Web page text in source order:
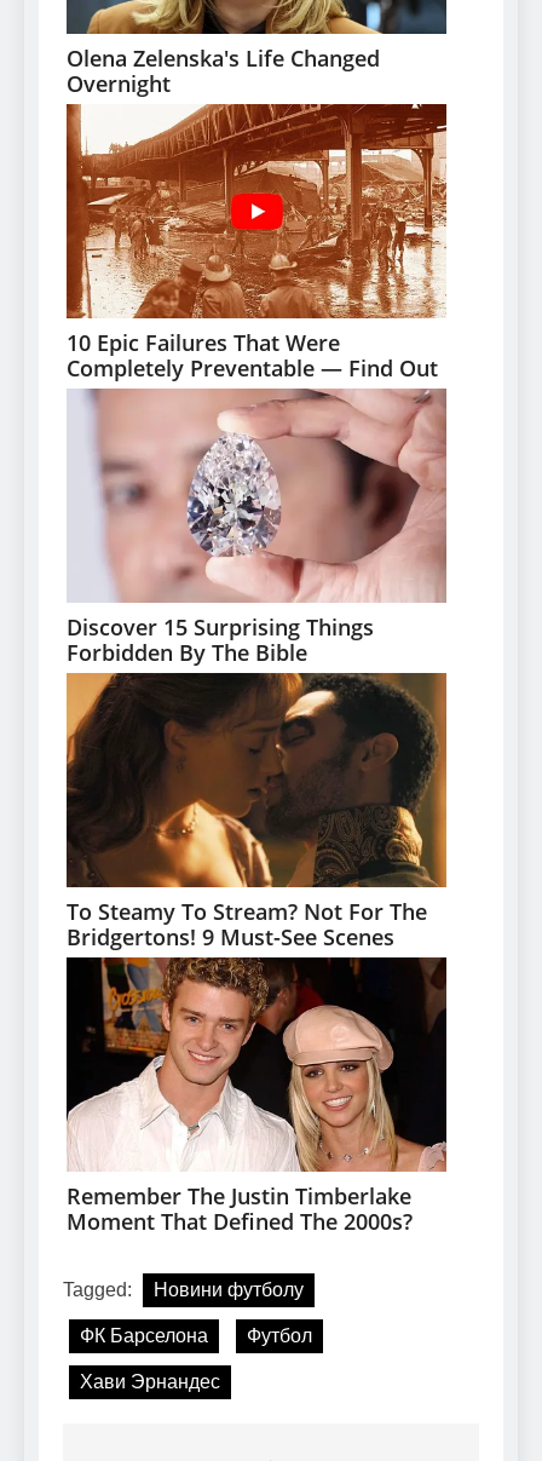
Tagged: Новини футболу
ФК Барселона Футбол
Хави Эрнандес